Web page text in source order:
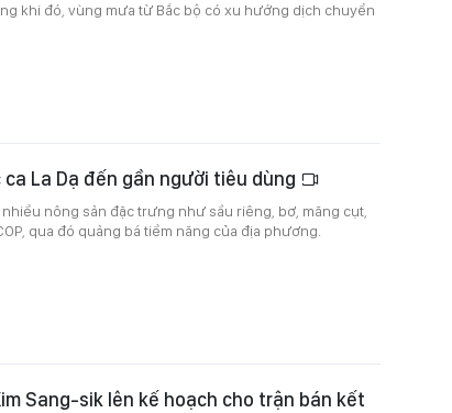
khi đó, vùng mưa từ Bắc bộ có xu hướng dịch chuyển
La Dạ đến gần người tiêu dùng
nông sản đặc trưng như sầu riêng, bơ, măng cụt,
qua đó quảng bá tiềm năng của địa phương.
Sang-sik lên kế hoạch cho trận bán kết